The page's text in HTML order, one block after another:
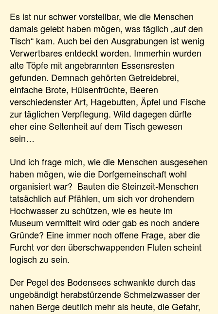
Es ist nur schwer vorstellbar, wie die Menschen
damals gelebt haben mögen, was täglich „auf den
Tisch“ kam. Auch bei den Ausgrabungen ist wenig
Verwertbares entdeckt worden. Immerhin wurden
alte Töpfe mit angebrannten Essensresten
gefunden. Demnach gehörten Getreidebrei,
einfache Brote, Hülsenfrüchte, Beeren
verschiedenster Art, Hagebutten, Äpfel und Fische
zur täglichen Verpflegung. Wild dagegen dürfte
eher eine Seltenheit auf dem Tisch gewesen
sein…
Und ich frage mich, wie die Menschen ausgesehen
haben mögen, wie die Dorfgemeinschaft wohl
organisiert war? Bauten die Steinzeit-Menschen
tatsächlich auf Pfählen, um sich vor drohendem
Hochwasser zu schützen, wie es heute im
Museum vermittelt wird oder gab es noch andere
Gründe? Eine immer noch offene Frage, aber die
Furcht vor den überschwappenden Fluten scheint
logisch zu sein.
Der Pegel des Bodensees schwankte durch das
ungebändigt herabstürzende Schmelzwasser der
nahen Berge deutlich mehr als heute, die Gefahr,